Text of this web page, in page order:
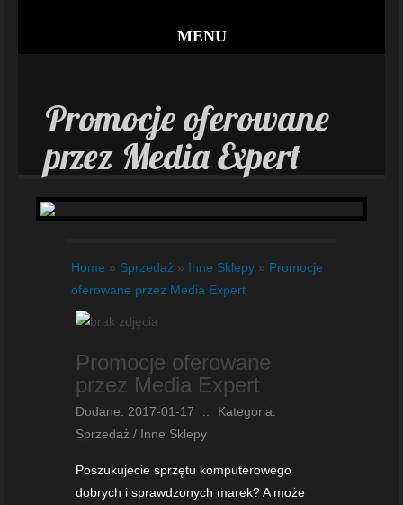
MENU
Promocje oferowane
przez Media Expert
Home » Sprzedaż » Inne Sklepy » Promocje
oferowane przez Media Expert
Promocje oferowane
przez Media Expert
Dodane: 2017-01-17 ::
Kategoria:
Sprzedaż / Inne Sklepy
Poszukujecie sprzętu komputerowego
dobrych i sprawdzonych marek? A może